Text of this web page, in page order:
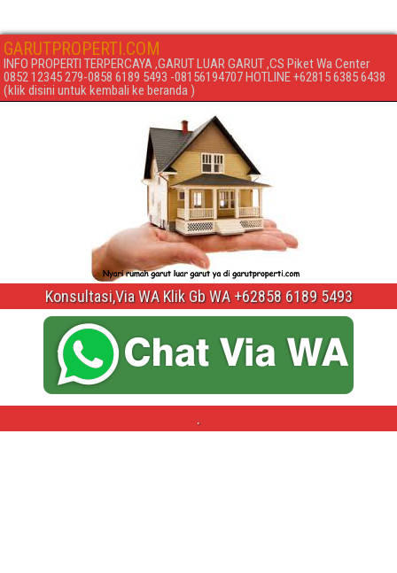
GARUTPROPERTI.COM
INFO PROPERTI TERPERCAYA ,GARUT LUAR GARUT ,CS Piket Wa Center
0852 12345 279-0858 6189 5493 -08156194707 HOTLINE +62815 6385 6438
(klik disini untuk kembali ke beranda )
Konsultasi,Via WA Klik Gb WA +62858 6189 5493
.